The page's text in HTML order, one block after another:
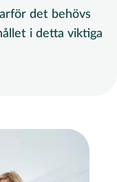
det behövs
i detta viktiga